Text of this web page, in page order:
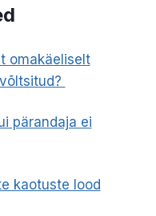
omakäeliselt
pärandaja ei
kaotuste lood